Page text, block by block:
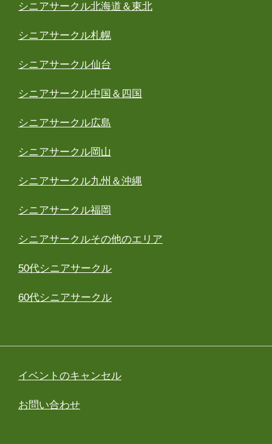
シニアサークル北海道＆東北
シニアサークル札幌
シニアサークル仙台
シニアサークル中国＆四国
シニアサークル広島
シニアサークル岡山
シニアサークル九州＆沖縄
シニアサークル福岡
シニアサークルその他のエリア
50代シニアサークル
60代シニアサークル
イベントのキャンセル
お問い合わせ